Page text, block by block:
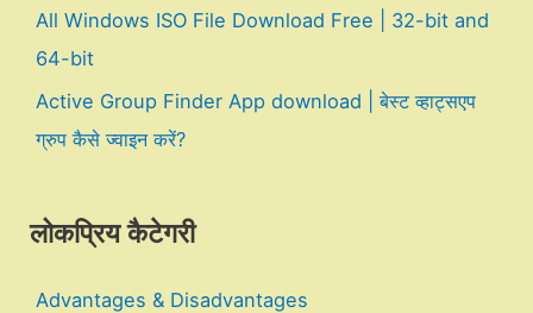
All Windows ISO File Download Free | 32-bit and
64-bit
Active Group Finder App download | बेस्ट व्हाट्सएप
ग्रुप कैसे ज्वाइन करें?
लोकप्रिय कैटेगरी
Advantages & Disadvantages